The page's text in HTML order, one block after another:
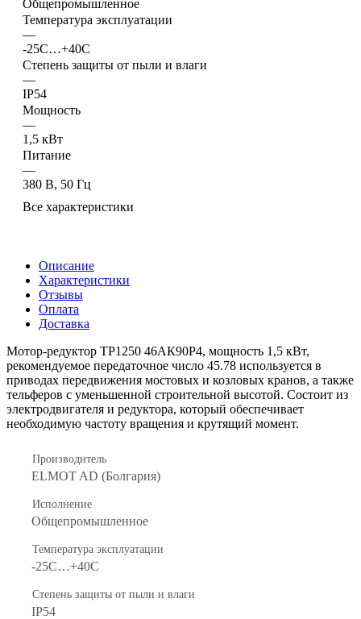
Общепромышленное
Температура эксплуатации
—
-25С…+40С
Степень защиты от пыли и влаги
—
IP54
Мощность
—
1,5 кВт
Питание
—
380 В, 50 Гц
Все характеристики
Описание
Характеристики
Отзывы
Оплата
Доставка
Мотор-редуктор ТР1250 46АК90Р4, мощность 1,5 кВт,
рекомендуемое передаточное число 45.78 используется в
приводах передвижения мостовых и козловых кранов, а также
тельферов с уменьшенной строительной высотой. Состоит из
электродвигателя и редуктора, который обеспечивает
необходимую частоту вращения и крутящий момент.
Производитель
ELMOT AD (Болгария)
Исполнение
Общепромышленное
Температура эксплуатации
-25С…+40С
Степень защиты от пыли и влаги
IP54